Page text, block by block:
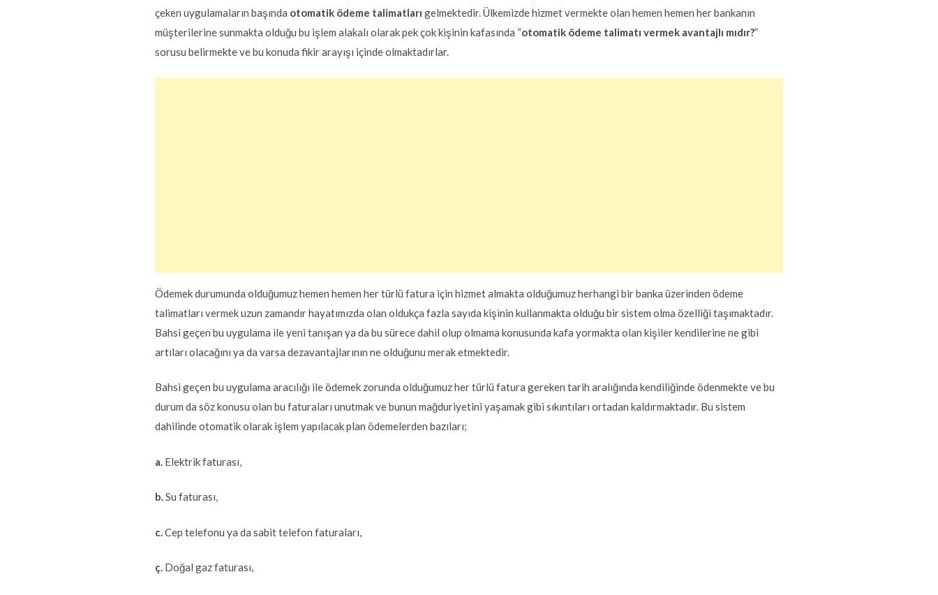
çeken uygulamaların başında otomatik ödeme talimatları gelmektedir. Ülkemizde hizmet vermekte olan hemen hemen her bankanın
müşterilerine sunmakta olduğu bu işlem alakalı olarak pek çok kişinin kafasında “otomatik ödeme talimatı vermek avantajlı mıdır?”
sorusu belirmekte ve bu konuda fikir arayışı içinde olmaktadırlar.
Ödemek durumunda olduğumuz hemen hemen her türlü fatura için hizmet almakta olduğumuz herhangi bir banka üzerinden ödeme
talimatları vermek uzun zamandır hayatımızda olan oldukça fazla sayıda kişinin kullanmakta olduğu bir sistem olma özelliği taşımaktadır.
Bahsi geçen bu uygulama ile yeni tanışan ya da bu sürece dahil olup olmama konusunda kafa yormakta olan kişiler kendilerine ne gibi
artıları olacağını ya da varsa dezavantajlarının ne olduğunu merak etmektedir.
Bahsi geçen bu uygulama aracılığı ile ödemek zorunda olduğumuz her türlü fatura gereken tarih aralığında kendiliğinde ödenmekte ve bu
durum da söz konusu olan bu faturaları unutmak ve bunun mağduriyetini yaşamak gibi sıkıntıları ortadan kaldırmaktadır. Bu sistem
dahilinde otomatik olarak işlem yapılacak plan ödemelerden bazıları;
a. Elektrik faturası,
b.Su faturası,
c. Cep telefonu ya da sabit telefon faturaları,
ç. Doğal gaz faturası,